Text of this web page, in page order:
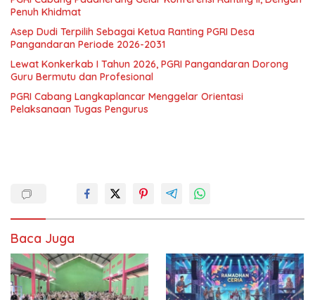
Penuh Khidmat
Asep Dudi Terpilih Sebagai Ketua Ranting PGRI Desa
Pangandaran Periode 2026-2031
Lewat Konkerkab I Tahun 2026, PGRI Pangandaran Dorong
Guru Bermutu dan Profesional
PGRI Cabang Langkaplancar Menggelar Orientasi
Pelaksanaan Tugas Pengurus
Baca Juga